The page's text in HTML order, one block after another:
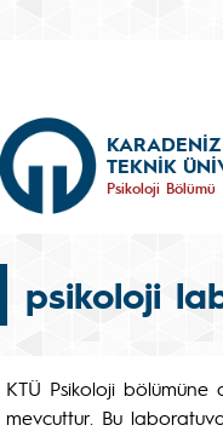
KARADENİZ
TEKNİK
Psikoloji Bölümü
psikoloji
KTÜ Psikoloji
mevcuttur. Bu